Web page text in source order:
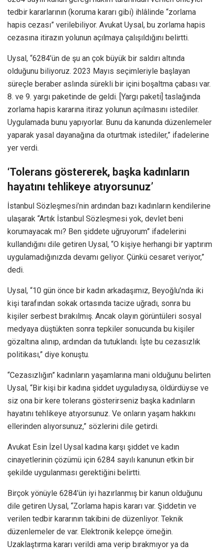
tedbir kararlarının (koruma kararı gibi) ihlâlinde “zorlama
hapis cezası” verilebiliyor. Avukat Uysal, bu zorlama hapis
cezasına itirazın yolunun açılmaya çalışıldığını belirtti.
Uysal, “6284’ün de şu an çok büyük bir saldırı altında
olduğunu biliyoruz. 2023 Mayıs seçimleriyle başlayan
süreçle beraber aslında sürekli bir içini boşaltma çabası var.
8. ve 9. yargı paketinde de geldi. [Yargı paketi] taslağında
zorlama hapis kararına itiraz yolunun açılmasını istediler.
Uygulamada bunu yapıyorlar. Bunu da kanunda düzenlemeler
yaparak yasal dayanağına da oturtmak istediler,” ifadelerine
yer verdi.
‘Tolerans göstererek, başka kadınların
hayatını tehlikeye atıyorsunuz’
İstanbul Sözleşmesi’nin ardından bazı kadınların kendilerine
ulaşarak “Artık İstanbul Sözleşmesi yok, devlet beni
korumayacak mı? Ben şiddete uğruyorum” ifadelerini
kullandığını dile getiren Uysal, “O kişiye herhangi bir yaptırım
uygulamadığınızda devamı geliyor. Çünkü cesaret veriyor,”
dedi.
Uysal, “10 gün önce bir kadın arkadaşımız, Beyoğlu’nda iki
kişi tarafından sokak ortasında tacize uğradı, sonra bu
kişiler serbest bırakılmış. Ancak olayın görüntüleri sosyal
medyaya düştükten sonra tepkiler sonucunda bu kişiler
gözaltına alınıp, ardından da tutuklandı. İşte bu cezasızlık
politikası,” diye konuştu.
“Cezasızlığın” kadınların yaşamlarına mani olduğunu belirten
Uysal, “Bir kişi bir kadına şiddet uyguladıysa, öldürdüyse ve
siz ona bir kere tolerans gösterirseniz başka kadınların
hayatını tehlikeye atıyorsunuz. Ve onların yaşam hakkını
ellerinden alıyorsunuz,” sözlerini dile getirdi.
Avukat Esin İzel Uysal kadına karşı şiddet ve kadın
cinayetlerinin çözümü için 6284 sayılı kanunun etkin bir
şekilde uygulanması gerektiğini belirtti.
Birçok yönüyle 6284’ün iyi hazırlanmış bir kanun olduğunu
dile getiren Uysal, “Zorlama hapis kararı var. Şiddetin ve
verilen tedbir kararının takibini de düzenliyor. Teknik
düzenlemeler de var. Elektronik kelepçe örneğin.
Uzaklaştırma kararı verildi ama verip bırakmıyor ya da